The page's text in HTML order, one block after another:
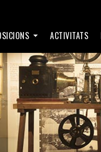
ACTIVITATS